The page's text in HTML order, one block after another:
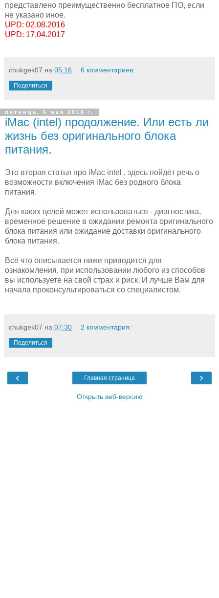
представлено преимущественно бесплатное ПО, если
не указано иное.
UPD: 02.08.2016
UPD: 17.04.2017
chukgek07 на 05:16 6 комментариев:
Поделиться
пятница, 6 мая 2016 г.
iMac (intel) продолжение. Или есть ли
жизнь без оригинального блока
питания.
Это вторая статья про iMac intel , здесь пойдёт речь о
возможности включения iMac без родного блока
питания.
Для каких целей может использоваться - диагностика,
временное решение в ожидании ремонта оригинального
блока питания или ожидание доставки оригинального
блока питания.
Всё что описывается ниже приводится для
ознакомления, при использовании любого из способов
вы используете на свой страх и риск. И лучше Вам для
начала проконсультироваться со специалистом.
chukgek07 на 07:30 2 комментария:
Поделиться
‹ ›
Главная страница
Открыть веб-версию